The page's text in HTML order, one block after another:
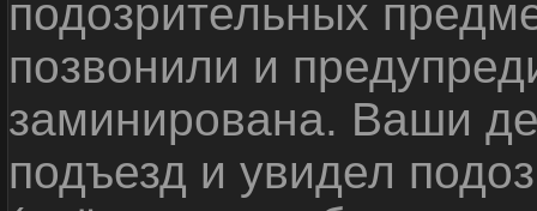
подозрительных
позвонили и
заминирована. Ваши
подъезд и увидел